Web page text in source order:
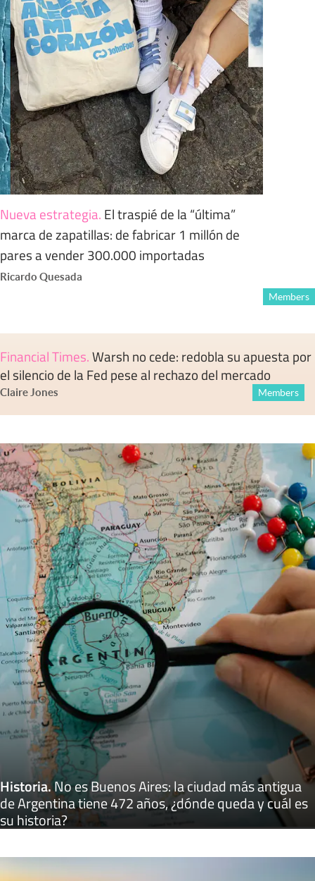
Nueva estrategia. El traspié de la “última”
marca de zapatillas: de fabricar 1 millón de
pares a vender 300.000 importadas
Ricardo Quesada
Members
Financial Times.Warsh no cede: redobla su apuesta por
el silencio de la Fed pese al rechazo del mercado
Claire Jones Members
Historia.No es Buenos Aires: la ciudad más antigua
de Argentina tiene 472 años, ¿dónde queda y cuál es
su historia?